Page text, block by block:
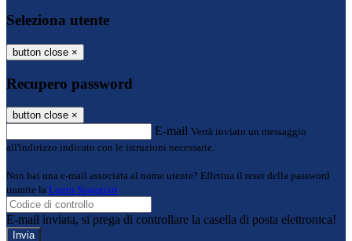
Seleziona utente
button close ×
Recupero password
button close ×
E-mail Verrà inviato un messaggio
all'indirizzo indicato con le istruzioni necessarie.
Non hai una e-mail associata al nome utente? Effettua il reset della password
tramite la Login Spaggiari
E-mail inviata, si prega di controllare la casella di posta elettronica!